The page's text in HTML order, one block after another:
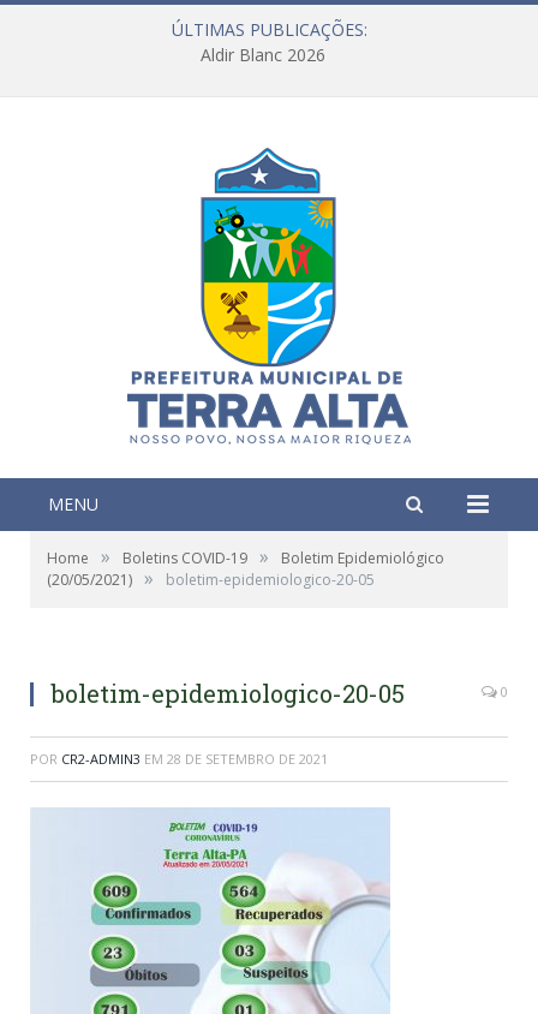
ÚLTIMAS PUBLICAÇÕES:
Aldir Blanc 2026
MENU
Home » Boletins COVID-19 »
Boletim Epidemiológico
(20/05/2021) » boletim-epidemiologico-20-05
boletim-epidemiologico-20-05 0
POR CR2-ADMIN3 EM 28 DE SETEMBRO DE 2021